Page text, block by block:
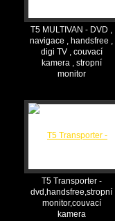
T5 MULTIVAN - DVD ,
navigace , handsfree ,
digi TV , couvací
kamera , stropní
monitor
T5 Transporter -
dvd,handsfree,stropní
monitor,couvací
kamera